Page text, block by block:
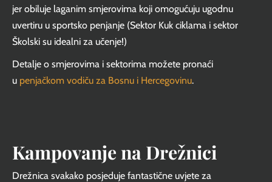
jer obiluje laganim smjerovima koji omogućuju ugodnu
uvertiru u sportsko penjanje (Sektor Kuk ciklama i sektor
Školski su idealni za učenje!)
Detalje o smjerovima i sektorima možete pronaći
u penjačkom vodiču za Bosnu i Hercegovinu.
Kampovanje na Drežnici
Drežnica svakako posjeduje fantastične uvjete za